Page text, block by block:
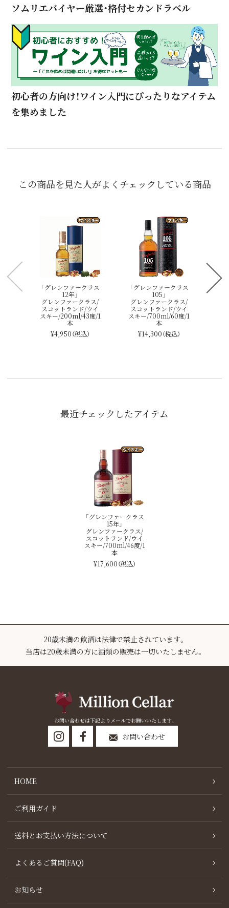
ソムリエバイヤー厳選・格付セカンドラベル
初心者の方向け！ワイン入門にぴったりなアイテム
を集めました
この商品を見た人がよくチェックしている商品
「グレンファークラス
12年」
グレンファークラス/
スコットランド/ウイ
スキー/200ml/43度/1
本
¥4,950（税込）
「グレンファークラス
105」
グレンファークラス/
スコットランド/ウイ
スキー/700ml/60度/1
本
¥14,300（税込）
最近チェックしたアイテム
「グレンファークラス
15年」
グレンファークラス/
スコットランド/ウイ
スキー/700ml/46度/1
本
¥17,600（税込）
20歳未満の飲酒は法律で禁止されています。
当店は20歳未満の方に酒類の販売は一切いたしません。
お問い合わせは下記よりメールでお願いいたします。
お問い合わせ
HOME
ご利用ガイド
送料とお支払い方法について
よくあるご質問(FAQ)
お知らせ